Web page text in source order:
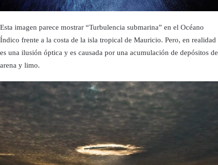
Esta imagen parece mostrar “Turbulencia submarina” en el Océano
Índico frente a la costa de la isla tropical de Mauricio. Pero, en realidad
es una ilusión óptica y es causada por una acumulación de depósitos de
arena y limo.